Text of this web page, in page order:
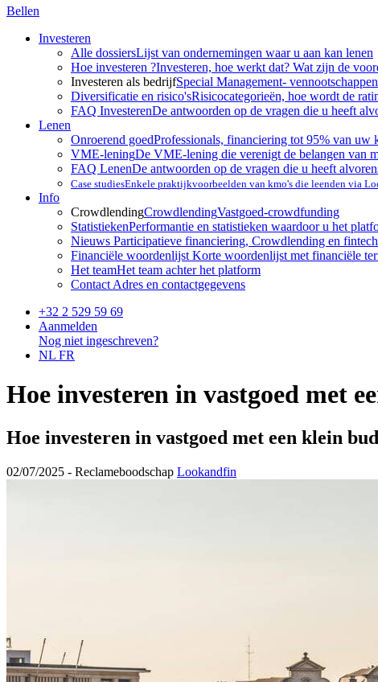
Bellen
Investeren
Alle dossiersLijst van ondernemingen waar u aan kan lenen
Hoe investeren ?Investeren, hoe werkt dat? Wat zijn de
Investeren als bedrijfSpecial Management- vennootschappen
Diversificatie en risico'sRisicocategorieën, hoe wordt de
FAQ InvesterenDe antwoorden op de vragen die u heeft
Lenen
Onroerend goedProfessionals, financiering tot 95% van uw
VME-leningDe VME-lening die verenigt de belangen van
FAQ LenenDe antwoorden op de vragen die u heeft
Case studiesEnkele praktijkvoorbeelden van kmo's die leenden via
Info
CrowdlendingCrowdlendingVastgoed-crowdfunding
StatistiekenPerformantie en statistieken waardoor u het
Nieuws Participatieve financiering, Crowdlending en
Financiële woordenlijst Korte woordenlijst met financiële
Het teamHet team achter het platform
Contact Adres en contactgegevens
+32 2 529 59 69
Aanmelden
Nog niet ingeschreven?
NL FR
Hoe investeren in vastgoed met
Hoe investeren in vastgoed met een klein
02/07/2025 - Reclameboodschap Lookandfin